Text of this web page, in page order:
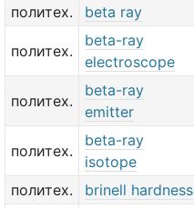
политех.
beta ray
политех.
beta-ray
electroscope
политех.
beta-ray
emitter
политех.
beta-ray
isotope
политех. brinell hardness